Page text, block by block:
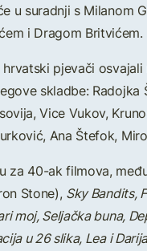
u suradnji s Milanom
i Dragom Britvićem.
pjevači osvajali
skladbe: Radojka
Vice Vukov,
Ana Štefok,
za 40-ak filmova,
Stone), Sky Bandits,
moj, Seljačka buna,
u 26 slika, Lea i